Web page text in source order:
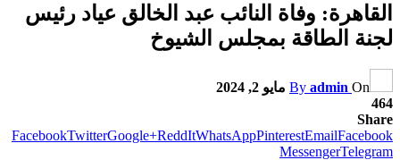
القاهرة: وفاة النائب عبد الخالق عياد رئيس
لجنة الطاقة بمجلس الشيوخ
By admin On
مايو 2, 2024
464
Share
FacebookTwitterGoogle+ReddItWhatsAppPinterestEmailFacebook
MessengerTelegram